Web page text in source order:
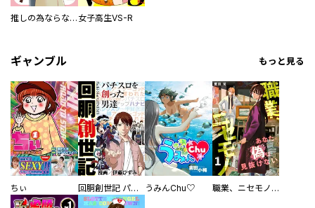
推しの為ならなんでもします！ 女子高生VS-R
ギャンブル もっと見る
ちぃ 回胴創世記 パチスロを創った男達 うみんChu♡ 職業、ニセモノ～あなたに偽は見抜けない【電子単行本版】